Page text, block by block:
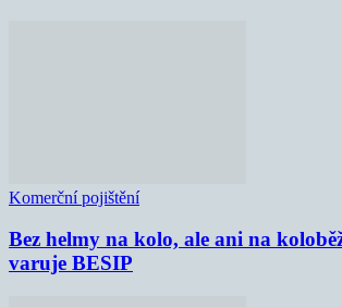
Komerční pojištění
Bez helmy na kolo, ale ani na
varuje BESIP